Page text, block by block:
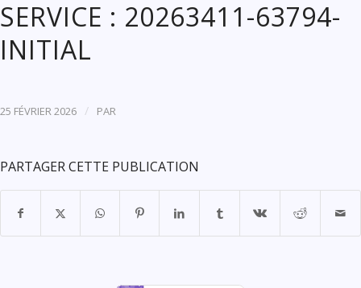
SERVICE : 20263411-63794-
INITIAL
25 FÉVRIER 2026 / PAR
PARTAGER CETTE PUBLICATION